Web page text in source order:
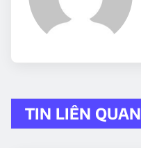
TIN LIÊN QUAN